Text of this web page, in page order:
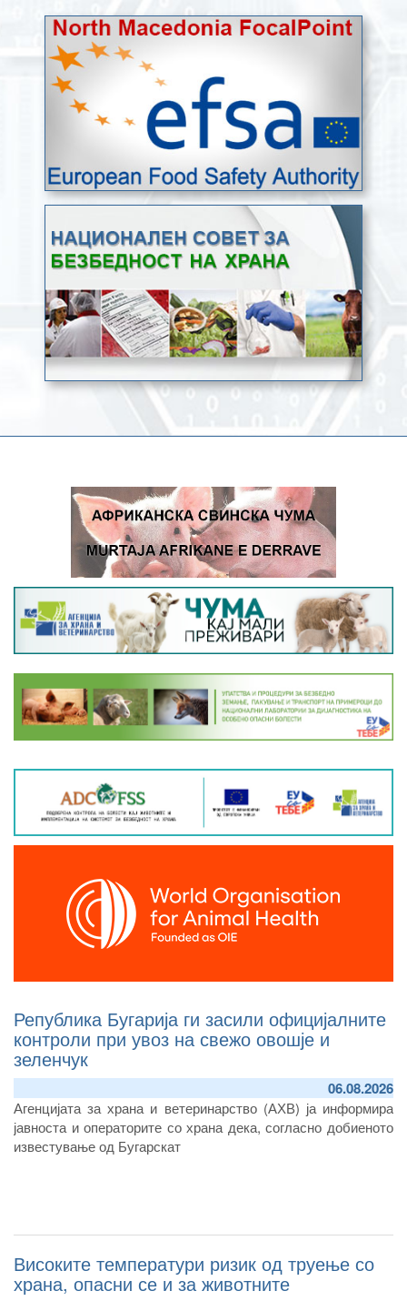
Република Бугарија ги засили официјалните
контроли при увоз на свежо овошје и
зеленчук
06.08.2026
Агенцијата за храна и ветеринарство (АХВ) ја информира
јавноста и операторите со храна дека, согласно добиеното
известување од Бугарскат
Високите температури ризик од труење со
храна, опасни се и за животните